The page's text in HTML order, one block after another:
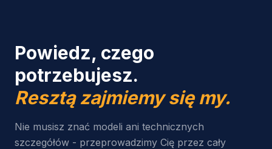
Powiedz, czego
potrzebujesz.
Resztą zajmiemy się my.
Nie musisz znać modeli ani technicznych
szczegółów - przeprowadzimy Cię przez cały